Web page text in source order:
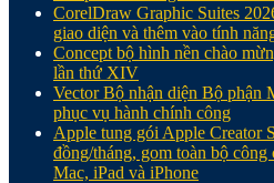
CorelDraw Graphic Suites
giao diện và thêm vào tính
Concept bộ hình nền chào
lần thứ XIV
Vector Bộ nhận diện Bộ phận
phục vụ hành chính công
Apple tung gói Apple Creator
đồng/tháng, gom toàn bộ công
Mac, iPad và iPhone